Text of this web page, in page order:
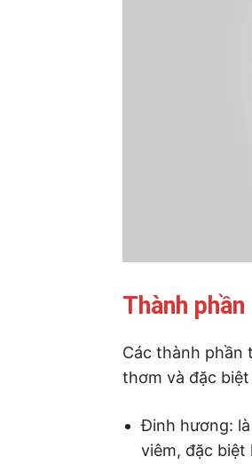
Thành phần
Các thành phần
thơm và đặc
Đinh hương:
viêm, đặc biệt